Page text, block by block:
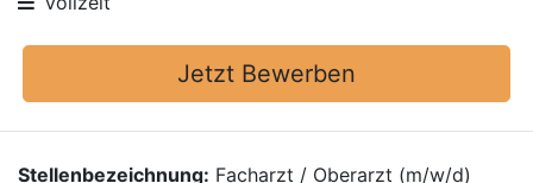
Jetzt Bewerben
Stellenbezeichnung: Facharzt / Oberarzt (m/w/d)